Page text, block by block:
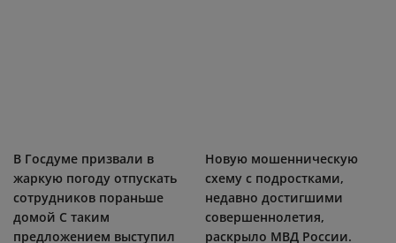
В Госдуме призвали в
жаркую погоду отпускать
сотрудников пораньше
домой С таким
предложением выступил
Новую мошенническую
схему с подростками,
недавно достигшими
совершеннолетия,
раскрыло МВД России.